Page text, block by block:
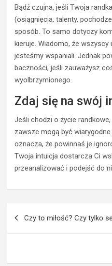
Bądź czujna, jeśli Twoja
(osiągnięcia, talenty,
sposób. To samo dotyczy
kieruje. Wiadomo, że wszyscy
jesteśmy wspaniali. Jednak
baczności, jeśli zauważysz
wyolbrzymionego.
Zdaj się na swój
Jeśli chodzi o życie
zawsze mogą być
oznacza, że powinnaś je
Twoja intuicja dostarcza Ci
przeanalizować i podejść do
wpisu
Czy to miłość? Czy tylko
o
y
d
a
o
c
z
k
u
ą
y
EMOCJE
EMOCJE
W
ZWIĄZKU
KOMUNIKACJA
ZWIĄZKI
G
e
s
k
h